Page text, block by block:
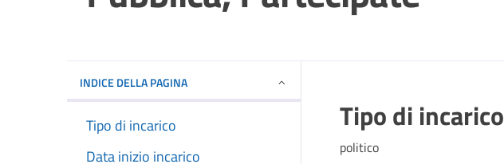
INDICE DELLA PAGINA
Tipo di incarico
Data inizio incarico
Tipo di incarico
politico